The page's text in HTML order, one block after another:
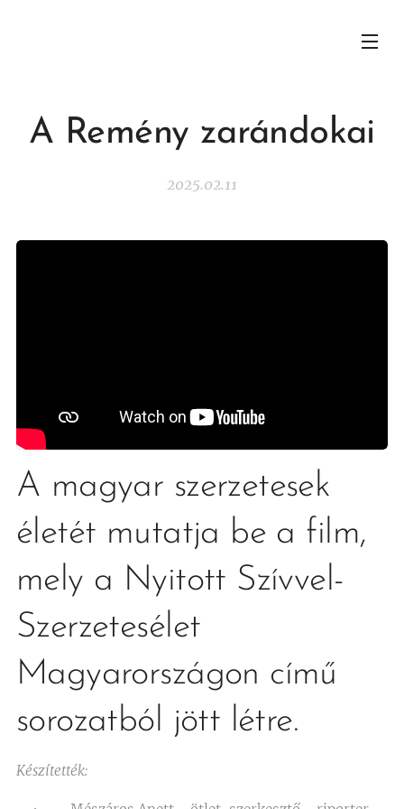
A Remény zarándokai
2025.02.11
A magyar szerzetesek
életét mutatja be a film,
mely a Nyitott Szívvel-
Szerzetesélet
Magyarországon című
sorozatból jött létre.
Készítették: